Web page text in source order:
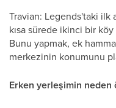
Travian: Legends'taki ilk
kısa sürede ikinci bir köy
Bunu yapmak, ek
merkezinin konumunu
Erken yerleşimin neden